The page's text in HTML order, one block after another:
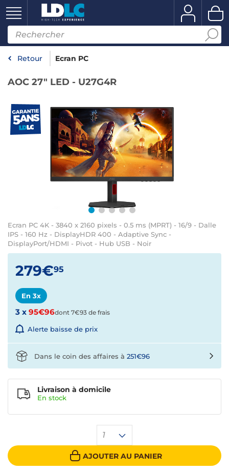
Retour Ecran PC
AOC 27" LED - U27G4R
Ecran PC 4K - 3840 x 2160 pixels - 0.5 ms (MPRT) - 16/9 - Dalle
IPS - 160 Hz - DisplayHDR 400 - Adaptive Sync -
DisplayPort/HDMI - Pivot - Hub USB - Noir
279€95
En 3x
3 x 95€96dont 7€93 de frais
Alerte baisse de prix
1
AJOUTER AU PANIER
Livraison à domicile
En stock
Dans le coin des affaires à 251€96